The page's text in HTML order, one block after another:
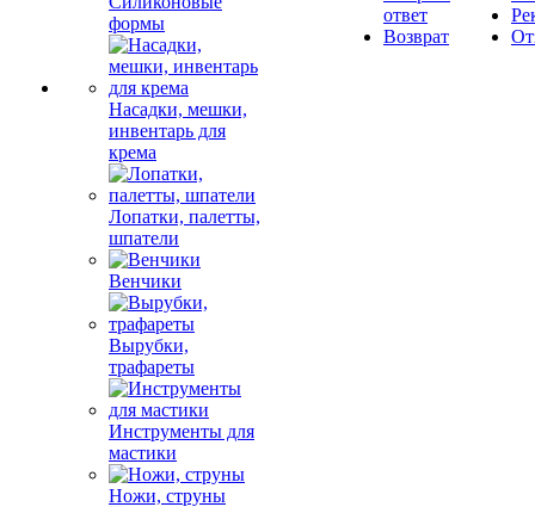
формы
Насадки, мешки,
инвентарь для
крема
Лопатки, палетты,
шпатели
Венчики
Вырубки,
трафареты
Инструменты для
мастики
Ножи, струны
ответ
Возврат